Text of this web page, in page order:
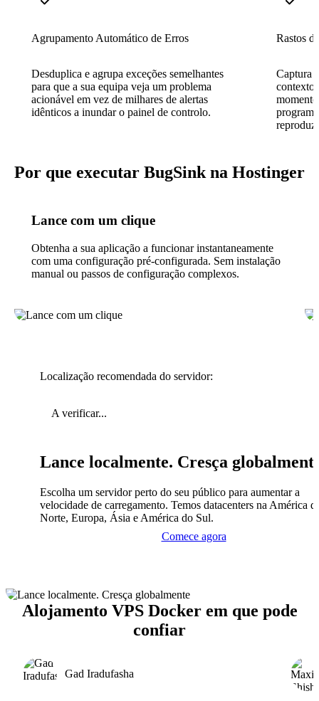
Agrupamento Automático de Erros
Desduplica e agrupa exceções semelhantes
para que a sua equipa veja um problema
acionável em vez de milhares de alertas
idênticos a inundar o painel de controlo.
Rastos
Captura
contexto
Por que executar BugSink na Hostinger
Lance com um clique
Obtenha a sua aplicação a funcionar instantaneamente
com uma configuração pré-configurada. Sem instalação
manual ou passos de configuração complexos.
Localização recomendada do servidor:
A verificar...
Lance localmente. Cresça
Escolha um servidor perto do seu público para aumentar a
velocidade de carregamento. Temos datacenters na América
Norte, Europa, Ásia e América do Sul.
Comece agora
Alojamento VPS Docker em que pode
confiar
Gad Iradufasha